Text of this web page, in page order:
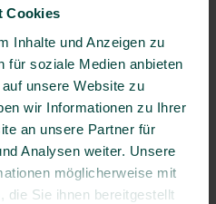
Cookies
Inhalte und Anzeigen zu
für soziale Medien anbieten
unsere Website zu
wir Informationen zu Ihrer
an unsere Partner für
Analysen weiter. Unsere
möglicherweise mit
die Sie ihnen bereitgestellt
Sie brauchen?
unverbindliches